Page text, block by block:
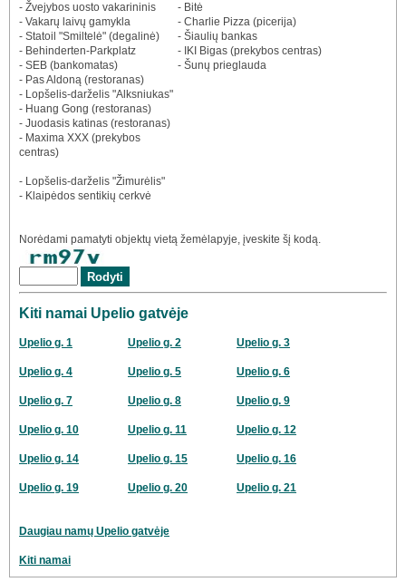
- Žvejybos uosto vakarininis
- Vakarų laivų gamykla
- Statoil "Smiltelė" (degalinė)
- Behinderten-Parkplatz
- SEB (bankomatas)
- Bitė
- Charlie Pizza (picerija)
- Šiaulių bankas
- IKI Bigas (prekybos centras)
- Šunų prieglauda
- Pas Aldoną (restoranas)
- Lopšelis-darželis "Alksniukas"
- Huang Gong (restoranas)
- Juodasis katinas (restoranas)
- Maxima XXX (prekybos
centras)
- Lopšelis-darželis "Žimurėlis"
- Klaipėdos sentikių cerkvė
Norėdami pamatyti objektų vietą žemėlapyje, įveskite šį kodą.
Kiti namai Upelio gatvėje
Upelio g. 1 Upelio g. 2 Upelio g. 3
Upelio g. 4 Upelio g. 5 Upelio g. 6
Upelio g. 7 Upelio g. 8 Upelio g. 9
Upelio g. 10 Upelio g. 11 Upelio g. 12
Upelio g. 14 Upelio g. 15 Upelio g. 16
Upelio g. 19 Upelio g. 20 Upelio g. 21
Daugiau namų Upelio gatvėje
Kiti namai